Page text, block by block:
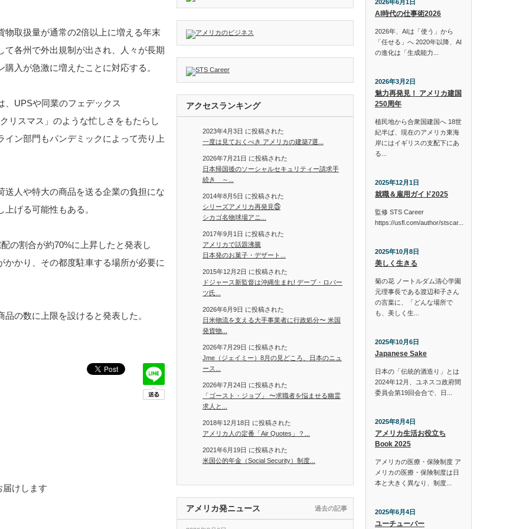
取扱量が通常の2倍以上に増える年末
各州で外出規制が出され、人々が長期
入が急激に増えたことに対応する。
、UPSや同業のフェデックス
リスマス」のような忙しさをもたらし
ン部門もパンデミックによって売り上
人や特大の商品を送る企業の負担にな
げる可能性もある。
の割合が約70%に上昇したと発表し
かり、その都度駐車する場所が必要に
の数に上限を設けると発表した。
届けします
アクセスランキング
2023年4月3日 に投稿された
一度は見ておくべき アメリカの建築7選...
2026年7月21日 に投稿された
日本帰国後のソーシャルセキュリティー請求手
続き ～...
2014年8月5日 に投稿された
シリーズアメリカ再発見㉕
シカゴ名物球場アニ...
2017年9月1日 に投稿された
アメリカで話題沸騰
日本発のお菓子・デザート...
2015年12月2日 に投稿された
ドジャース新監督は沖縄生まれ! デーブ・ロバー
ツ氏...
2026年6月9日 に投稿された
日米物流を支える大手事業者に行政処分〜 米国
発貨物...
2026年7月29日 に投稿された
Jme（ジェイミー）8月の見どころ、日本のニュ
ース...
2026年7月24日 に投稿された
「ゴースト・ジョブ」 〜求職者を悩ませる幽霊
求人と...
2018年12月18日 に投稿された
アメリカ人の定番「Air Quotes」？...
2021年6月19日 に投稿された
米国公的年金（Social Security）制度...
アメリカ発ニュース 過去の記事
2026年6月1日
AI時代の仕事術2026
2026年、AIは「使う」から
「任せる」へ 2020年以降、AI
の進化は「生成能力...
2026年3月2日
魅力再発見！ アメリカ建国
250周年
植民地から合衆国建国へ 18世
紀半ば、現在のアメリカ東海
岸にはイギリスの支配下にあ
る...
2025年12月1日
就職＆雇用ガイド2025
監修 STS Career
https://usfl.com/author/stscar...
2025年10月8日
美しく生きる
菊の花 ノートルダム清心学園
元理事長である渡辺和子さん
の言葉に、「どんな場所で
も、美しく生...
2025年10月6日
Japanese Sake
日本の「伝統的酒造り」とは
2024年12月、ユネスコ政府間
委員会第19回会合で、日...
2025年8月4日
アメリカ生活お役立ち
Book 2025
アメリカの医療・保険制度 ア
メリカの医療・保険制度は日
本と大きく異なり、制度...
2025年6月4日
ユーチューバー